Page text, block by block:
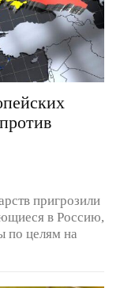
пригрозили
в Россию,
по целям на